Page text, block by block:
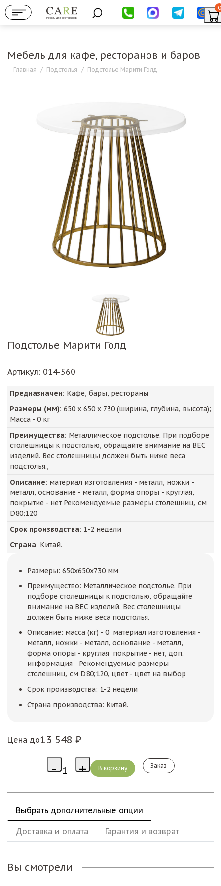
Мебель для ресторанов
0
Мебель для кафе, ресторанов и баров
Главная / Подстолья / Подстолье Марити Голд
Подстолье Марити Голд
Артикул: 014-560
Предназначен: Кафе, бары, рестораны
Размеры (мм): 650 х 650 х 730 (ширина, глубина, высота);
Масса - 0 кг
Преимущества: Металлическое подстолье. При подборе
столешницы к подстолью, обращайте внимание на ВЕС
изделий. Вес столешницы должен быть ниже веса
подстолья.,
Описание: материал изготовления - металл, ножки -
металл, основание - металл, форма опоры - круглая,
покрытие - нет Рекомендуемые размеры столешниц, см
D80;120
Срок производства: 1-2 недели
Страна: Китай.
Размеры: 650x650x730 мм
Преимущество: Металлическое подстолье. При
подборе столешницы к подстолью, обращайте
внимание на ВЕС изделий. Вес столешницы
должен быть ниже веса подстолья.
Описание: масса (кг) - 0, материал изготовления -
металл, ножки - металл, основание - металл,
форма опоры - круглая, покрытие - нет, доп.
информация - Рекомендуемые размеры
столешниц, см D80;120, цвет - цвет на выбор
Срок производства: 1-2 недели
Страна производства: Китай.
Цена до13 548 ₽
Заказ
Выбрать дополнительные опции
Доставка и оплата Гарантия и возврат
Вы смотрели